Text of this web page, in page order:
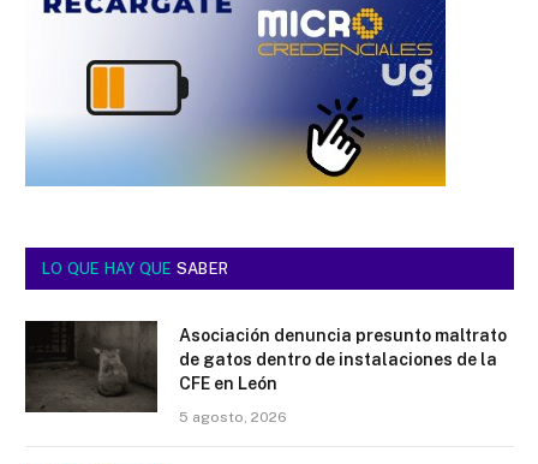
LO QUE HAY QUE SABER
Asociación denuncia presunto maltrato
de gatos dentro de instalaciones de la
CFE en León
5 agosto, 2026